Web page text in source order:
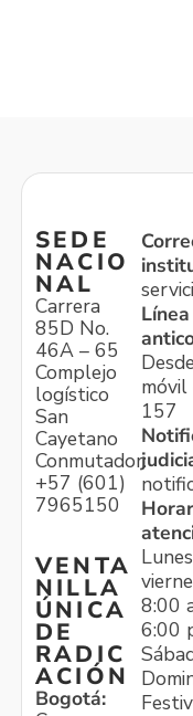
SEDE
NACIO
NAL
Carrera
85D No.
46A – 65
Complejo
logístico
San
Cayetano
Conmutador:
+57 (601)
7965150
VENTA
NILLA
ÚNICA
DE
RADIC
ACIÓN
Bogotá:
Línea
Desde
móvil
157
8:00
6:00